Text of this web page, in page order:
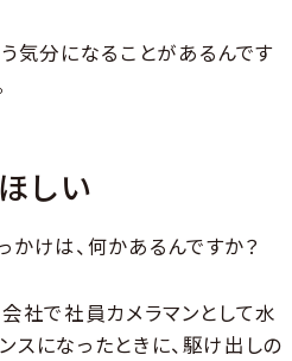
う気分になることがあるんです
しい
かけは、何かあるんですか？
社で社員カメラマンとして水
スになったときに、駆け出しの